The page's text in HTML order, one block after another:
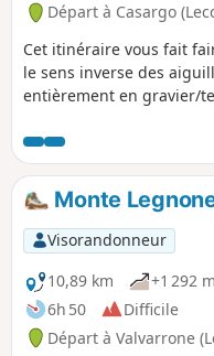
Départ à Casargo
Cet itinéraire vous fait
le sens inverse des
entièrement en gravier/
Legnone et les Alpes
Monte
Visorandonneur
10,89 km
+1 292 m
6h 50
Difficile
Départ à Valvarrone